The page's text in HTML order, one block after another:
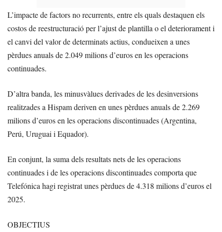
L’impacte de factors no recurrents, entre els quals destaquen els
costos de reestructuració per l’ajust de plantilla o el deteriorament i
el canvi del valor de determinats actius, condueixen a unes
pèrdues anuals de 2.049 milions d’euros en les operacions
continuades.
D’altra banda, les minusvàlues derivades de les desinversions
realitzades a Hispam deriven en unes pèrdues anuals de 2.269
milions d’euros en les operacions discontinuades (Argentina,
Perú, Uruguai i Equador).
En conjunt, la suma dels resultats nets de les operacions
continuades i de les operacions discontinuades comporta que
Telefónica hagi registrat unes pèrdues de 4.318 milions d’euros el
2025.
OBJECTIUS